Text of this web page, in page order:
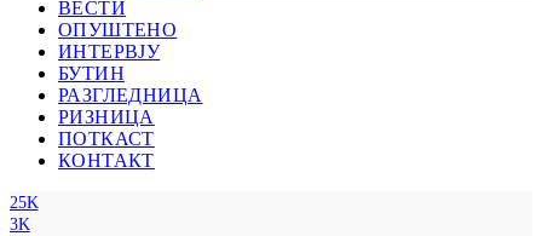
ВЕСТИ
ОПУШТЕНО
ИНТЕРВЈУ
БУТИН
РАЗГЛЕДНИЦА
РИЗНИЦА
ПОТКАСТ
КОНТАКТ
25K
3K